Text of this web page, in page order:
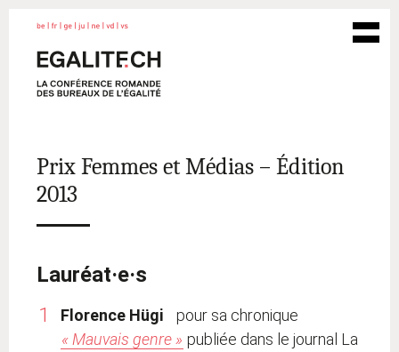
contenu
egalite.ch
Bureaux
cantonaux
de
femmes
et
les
de
romande
Prix Femmes et Médias – Édition
2013
Lauréat·e·s
Florence Hügi pour sa chronique
« Mauvais genre » publiée dans le journal La